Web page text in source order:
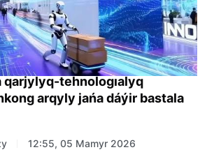
qarjylyq-tehnologıalyq
arqyly jańa dáýir bastala
12:55, 05 Mamyr 2026